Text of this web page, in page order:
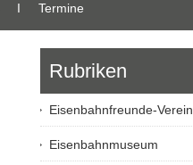
Ι Termine
Rubriken
Eisenbahnfreunde-Verein
Eisenbahnmuseum